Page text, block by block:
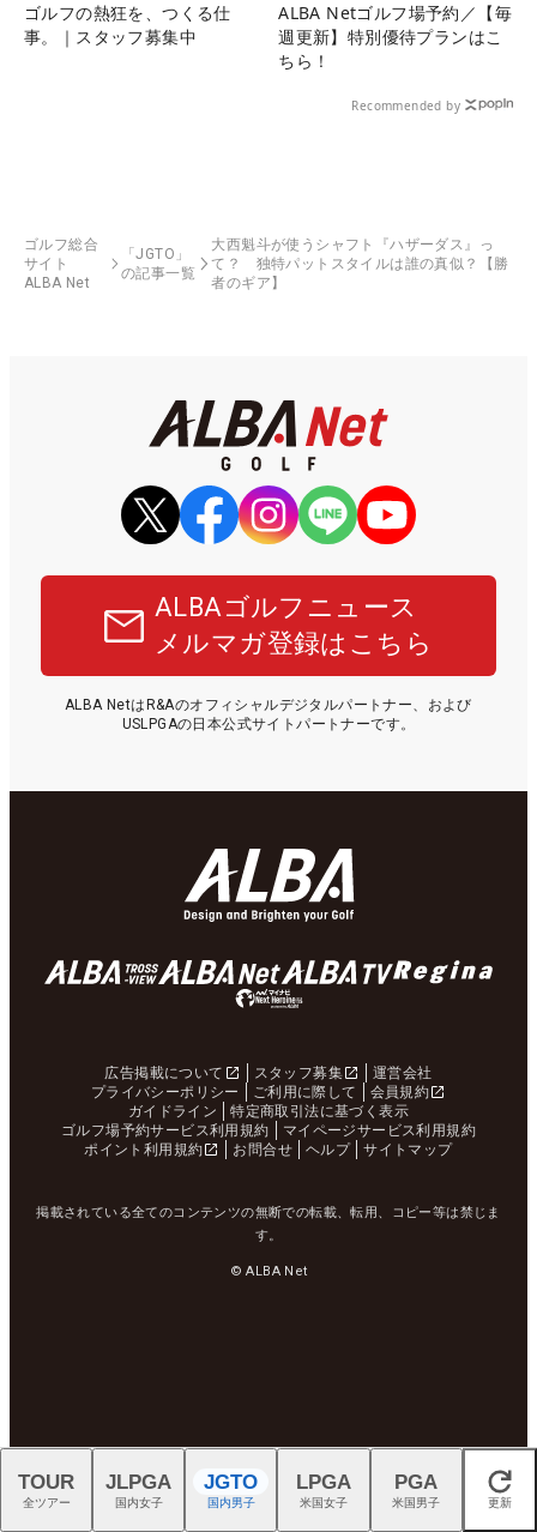
ゴルフの熱狂を、つくる仕
事。｜スタッフ募集中
ALBA Netゴルフ場予約／【毎
週更新】特別優待プランはこ
ちら！
Recommended by
ゴルフ総合
サイト
ALBA Net
「JGTO」
の記事一覧
大西魁斗が使うシャフト『ハザーダス』っ
て？ 独特パットスタイルは誰の真似？【勝
者のギア】
ALBAゴルフニュース
メルマガ登録はこちら
ALBA NetはR&Aのオフィシャルデジタルパートナー、および
USLPGAの日本公式サイトパートナーです。
広告掲載について スタッフ募集
運営会社
プライバシーポリシー
ご利用に際して
会員規約
ガイドライン
特定商取引法に基づく表示
ゴルフ場予約サービス利用規約
マイページサービス利用規約
ポイント利用規約
お問合せ ヘルプ サイトマップ
掲載されている全てのコンテンツの無断での転載、転用、コピー等は禁じま
す。
© ALBA Net
閉じる
TOUR
全ツアー
JLPGA
国内女子
JGTO
国内男子
LPGA
米国女子
PGA
米国男子 更新